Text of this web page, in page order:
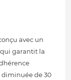
avec un
garantit la
diminuée de 30